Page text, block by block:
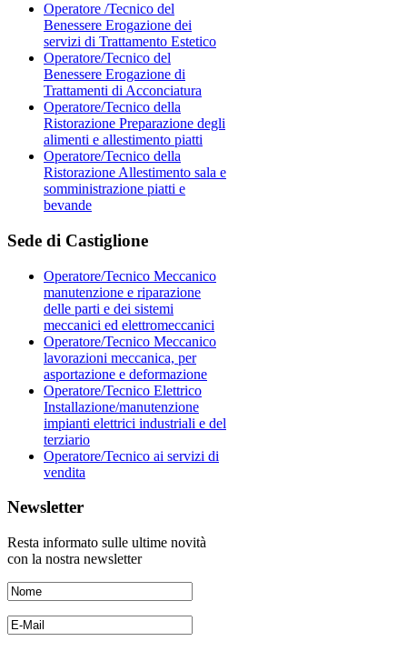
Operatore /Tecnico del
Benessere Erogazione dei
servizi di Trattamento Estetico
Operatore/Tecnico del
Benessere Erogazione di
Trattamenti di Acconciatura
Operatore/Tecnico della
Ristorazione Preparazione degli
alimenti e allestimento piatti
Operatore/Tecnico della
Ristorazione Allestimento sala e
somministrazione piatti e
bevande
Sede di Castiglione
Operatore/Tecnico Meccanico
manutenzione e riparazione
delle parti e dei sistemi
meccanici ed elettromeccanici
Operatore/Tecnico Meccanico
lavorazioni meccanica, per
asportazione e deformazione
Operatore/Tecnico Elettrico
Installazione/manutenzione
impianti elettrici industriali e del
terziario
Operatore/Tecnico ai servizi di
vendita
Newsletter
Resta informato sulle ultime novità
con la nostra newsletter